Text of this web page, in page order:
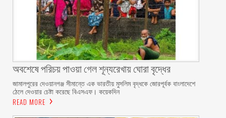
অবশেষে পরিচয় পাওয়া গেল শূন্যরেখায় ঘোরা বৃদ্ধের
জামালপুরের দেওয়ানগঞ্জ সীমান্তে এক ভারতীয় মুসলিম বৃদ্ধকে জোরপূর্বক বাংলাদেশে
ঠেলে দেওয়ার চেষ্টা করেছে বিএসএফ। কয়েকদিন
READ MORE